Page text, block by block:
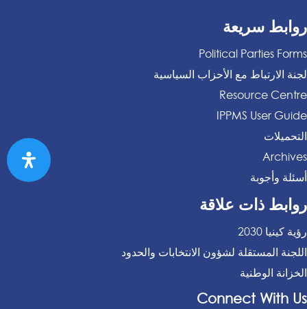
روابط سريعة
Political Parties Forms
لجنة الارتباط مع الأحزاب السياسية
Resource Centre
IPPMS User Guide
التحميلات
Archives
أسئلة وأجوبة
روابط ذات علاقة
رؤية كينيا 2030
اللجنة المستقلة لشؤون الانتخابات والحدود
الخزانة الوطنية
Connect With Us